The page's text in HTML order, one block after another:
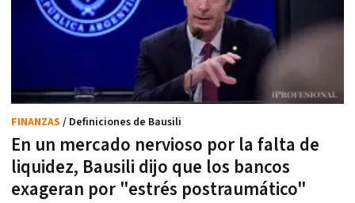
En un mercado nervioso por la falta de
liquidez, Bausili dijo que los bancos
exageran por "estrés postraumático"
FINANZAS / Definiciones de Bausili